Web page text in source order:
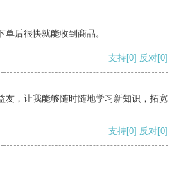
后很快就能收到商品。
支持[0] 反对[0]
友，让我能够随时随地学习新知识，拓宽
支持[0] 反对[0]